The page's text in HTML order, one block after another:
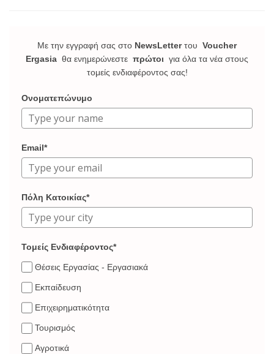
Με την εγγραφή σας στο NewsLetterτου Voucher
Ergasia θα ενημερώνεστε πρώτοι για όλα τα νέα στους
τομείς ενδιαφέροντος σας!
Ονοματεπώνυμο
Email*
Πόλη Κατοικίας*
Τομείς Ενδιαφέροντος*
Θέσεις Εργασίας - Εργασιακά
Εκπαίδευση
Επιχειρηματικότητα
Τουρισμός
Αγροτικά